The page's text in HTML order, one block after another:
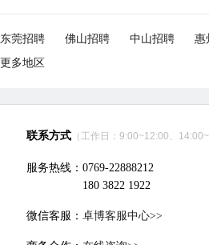
东莞招聘 佛山招聘 中山招聘
惠
更多地区
联系方式 （工作日：9:00~12:00、
服务热线：0769-22888212
180 3822 1922
微信客服： 卓博客服中心>>